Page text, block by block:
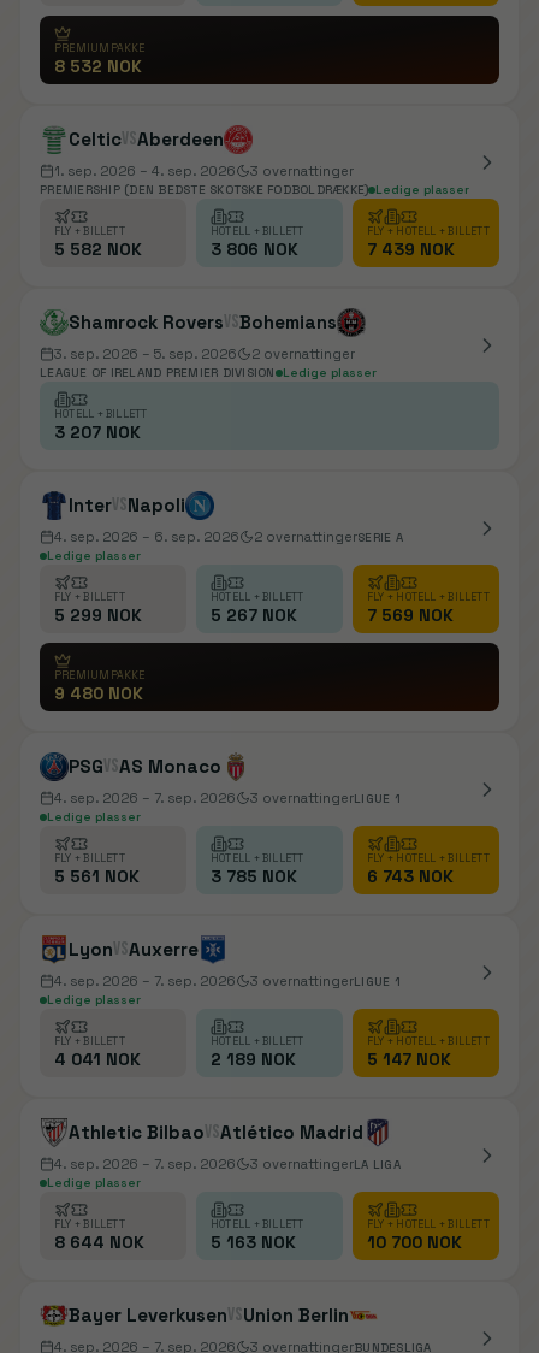
PREMIUMPAKKE
8 532 NOK
CelticvsAberdeen
1. sep. 2026 – 4. sep. 2026 3 overnattinger
PREMIERSHIP (DEN BEDSTE SKOTSKE FODBOLDRÆKKE) Ledige plasser
FLY + BILLETT
5 582 NOK
HOTELL + BILLETT
3 806 NOK
FLY + HOTELL + BILLETT
7 439 NOK
Shamrock RoversvsBohemians
3. sep. 2026 – 5. sep. 2026 2 overnattinger
LEAGUE OF IRELAND PREMIER DIVISION Ledige plasser
HOTELL + BILLETT
3 207 NOK
IntervsNapoli
4. sep. 2026 – 6. sep. 2026 2 overnattingerSERIE A
Ledige plasser
FLY + BILLETT
5 299 NOK
HOTELL + BILLETT
5 267 NOK
FLY + HOTELL + BILLETT
7 569 NOK
PREMIUMPAKKE
9 480 NOK
PSGvsAS Monaco
4. sep. 2026 – 7. sep. 2026 3 overnattingerLIGUE 1
Ledige plasser
FLY + BILLETT
5 561 NOK
HOTELL + BILLETT
3 785 NOK
FLY + HOTELL + BILLETT
6 743 NOK
LyonvsAuxerre
4. sep. 2026 – 7. sep. 2026 3 overnattingerLIGUE 1
Ledige plasser
FLY + BILLETT
4 041 NOK
HOTELL + BILLETT
2 189 NOK
FLY + HOTELL + BILLETT
5 147 NOK
Athletic BilbaovsAtlético Madrid
4. sep. 2026 – 7. sep. 2026 3 overnattingerLA LIGA
Ledige plasser
FLY + BILLETT
8 644 NOK
HOTELL + BILLETT
5 163 NOK
FLY + HOTELL + BILLETT
10 700 NOK
Bayer LeverkusenvsUnion Berlin
4. sep. 2026 – 7. sep. 2026 3 overnattingerBUNDESLIGA